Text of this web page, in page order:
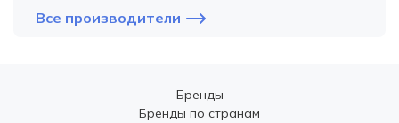
Все производители
Бренды
Бренды по странам